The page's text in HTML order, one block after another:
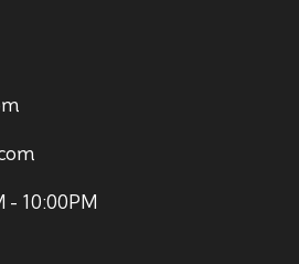
- 10:00PM